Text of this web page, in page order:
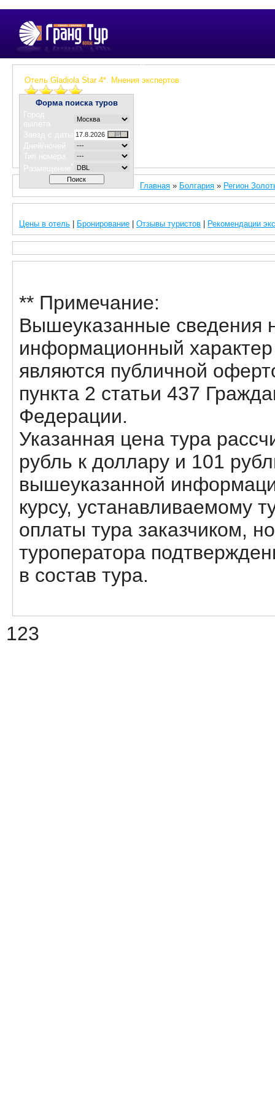
Гранд тур вояж - крупнейшая сеть туристических
Отель Gladiola Star 4*. Мнения экспертов
Форма поиска туров
Город
вылета
Заезд с даты
Дней/ночей
Тип номера
Размещение
Главная » Болгария » Регион
Цены в отель Бронирование Отзывы туристов Рекомендации
** Примечание:
Вышеуказанные сведения
информационный
являются публичной
пункта 2 статьи 437
Федерации.
Указанная цена тура
рубль к доллару и 101
вышеуказанной
курсу, устанавливаемому
оплаты тура заказчиком,
туроператора
в состав тура.
123